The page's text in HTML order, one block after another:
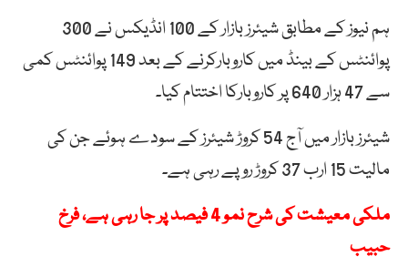
ہم نیوز کے مطابق شیئرز بازار کے 100 انڈیکس نے 300
پوائنٹس کے بینڈ میں کاروبارکرنے کے بعد 149 پوائنٹس کمی
سے 47 ہزار 640 پر کاروبارکا اختتام کیا۔
شیئرز بازار میں آج 54 کروڑ شیئرز کے سودے ہوئے جن کی
مالیت 15 ارب 37 کروڑ روپے رہی ہے۔
ملکی معیشت کی شرح نمو 4 فیصد پر جا رہی ہے، فرخ
حبیب